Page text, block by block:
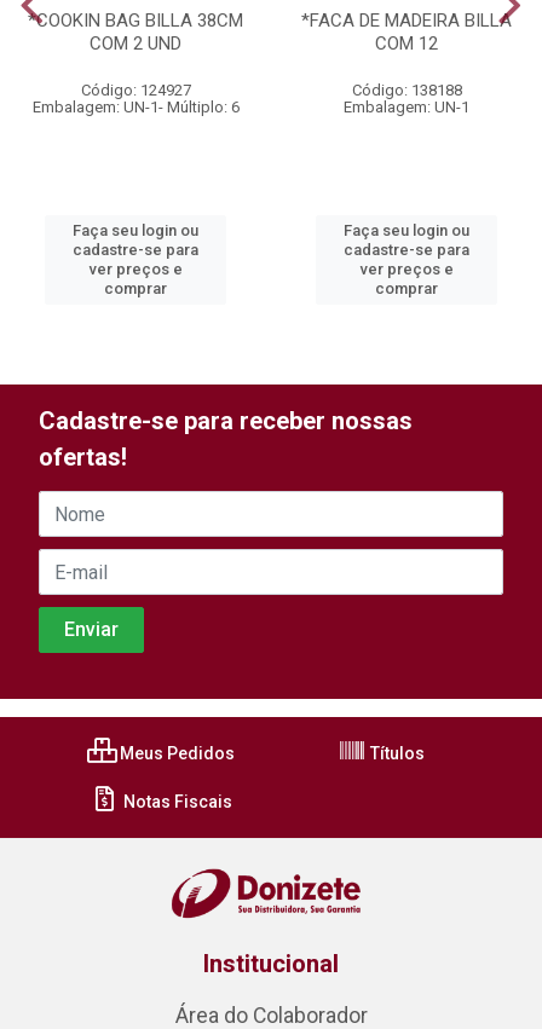
*COOKIN BAG BILLA 38CM
COM 2 UND
Código: 124927
Embalagem: UN-1- Múltiplo: 6
Faça seu login ou
cadastre-se para
ver preços e
comprar
*FACA DE MADEIRA BILLA
COM 12
Código: 138188
Embalagem: UN-1
Faça seu login ou
cadastre-se para
ver preços e
comprar
Cadastre-se para receber nossas
ofertas!
Meus Pedidos Títulos
Notas Fiscais
Institucional
Área do Colaborador